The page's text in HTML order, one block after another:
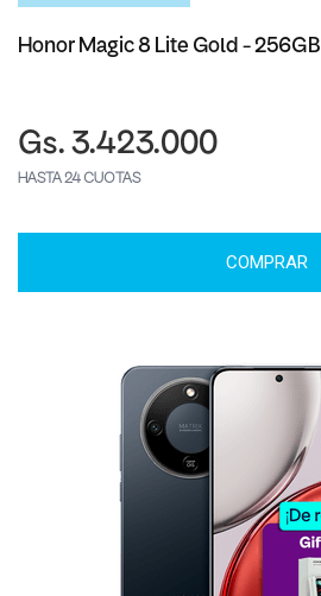
Honor Magic 8 Lite Gold - 256GB
Gs. 3.423.000
HASTA 24 CUOTAS
COMPRAR